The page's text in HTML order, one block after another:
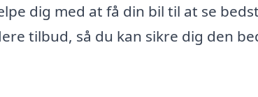
dig med at få din bil til at se
tilbud, så du kan sikre dig den